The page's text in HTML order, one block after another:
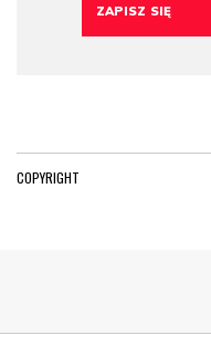
COPYRIGHT